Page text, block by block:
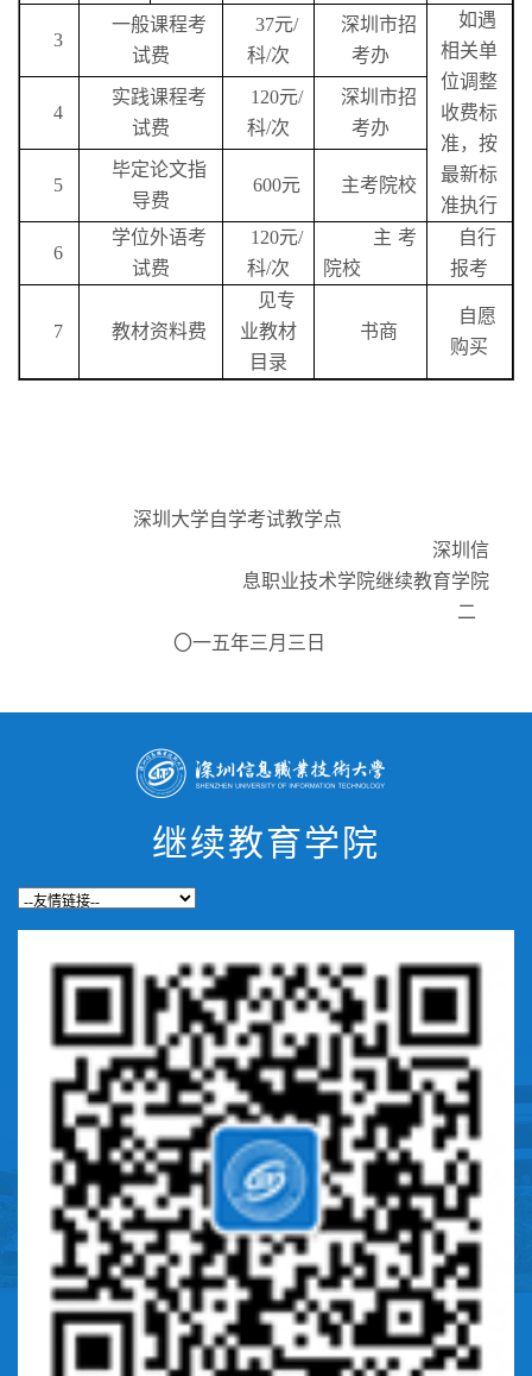
3
一般课程考
试费
37元/
科/次
深圳市招
考办
如遇
相关单
位调整
收费标
准，按
最新标
准执行
4
实践课程考
试费
120元/
科/次
深圳市招
考办
5
毕定论文指
导费
600元 主考院校
6
学位外语考
试费
120元/
科/次
主考
院校
自行
报考
7 教材资料费
见专
业教材
目录
书商
自愿
购买
深圳大学自学考试教学点
深圳信
息职业技术学院继续教育学院
二
〇一五年三月三日
继续教育学院